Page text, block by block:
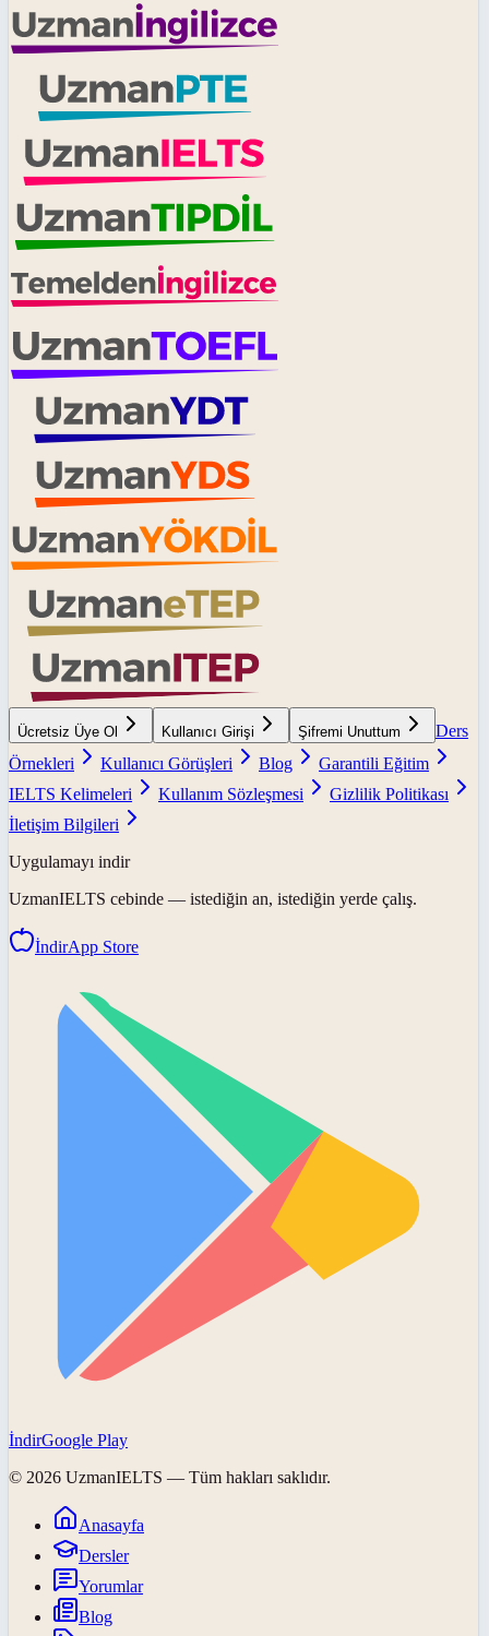
Ücretsiz Üye Ol Kullanıcı Girişi Şifremi Unuttum
Ders
Örnekleri
Kullanıcı Görüşleri Blog
Garantili Eğitim
IELTS Kelimeleri
Kullanım Sözleşmesi
Gizlilik Politikası
İletişim Bilgileri
Uygulamayı indir
UzmanIELTS cebinde — istediğin an, istediğin yerde çalış.
İndirApp Store
İndirGoogle Play
© 2026 UzmanIELTS — Tüm hakları saklıdır.
Anasayfa
Dersler
Yorumlar
Blog